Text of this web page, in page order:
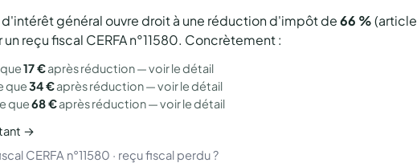
d'intérêt général ouvre droit à une réduction d'impôt de66 %(article
reçu fiscal CERFA n°11580. Concrètement :
17 €après réduction —voir le détail
que34 €après réduction —voir le détail
que68 €après réduction —voir le détail
→
CERFA n°11580 · reçu fiscal perdu ?